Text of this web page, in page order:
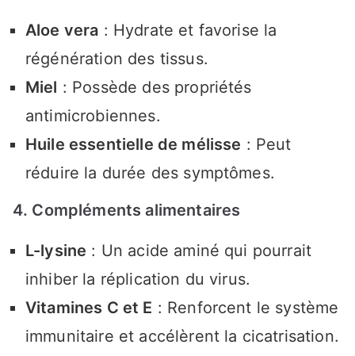
Aloe vera : Hydrate et favorise la
régénération des tissus.
Miel : Possède des propriétés
antimicrobiennes.
Huile essentielle de mélisse : Peut
réduire la durée des symptômes.
4. Compléments alimentaires
L-lysine : Un acide aminé qui pourrait
inhiber la réplication du virus.
Vitamines C et E : Renforcent le système
immunitaire et accélèrent la cicatrisation.